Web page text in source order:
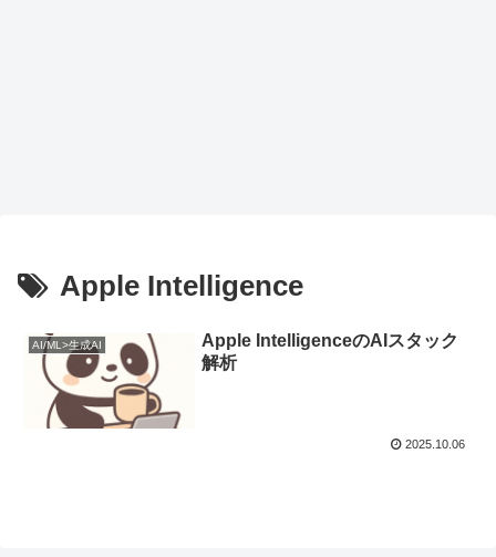
Apple Intelligence
AI/ML>生成AI
Apple IntelligenceのAIスタック
解析
2025.10.06